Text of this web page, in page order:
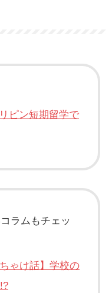
ピン短期留学で
ラムもチェッ
ゃけ話】学校の